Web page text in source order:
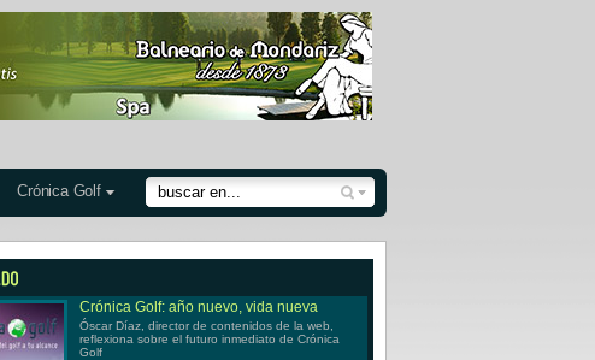
Crónica Golf
Crónica Golf: año nuevo, vida nueva
Óscar Díaz, director de contenidos de la web,
reflexiona sobre el futuro inmediato de Crónica
Golf